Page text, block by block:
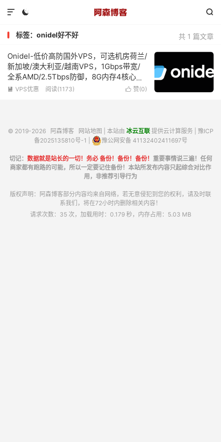
 

共 1 篇文章
标签：onidel好不好
Onidel-低价高防国外VPS，可选机房荷兰/
新加坡/澳大利亚/越南VPS，1Gbps带宽/
全系AMD/2.5Tbps防御，8G内存4核心低
至€6/月
 赞(0)
 VPS优惠 阅读(1173)
© 2019-2026 阿森博客 网站地图 | 本站由 冰云互联提供云计算服务 | 豫ICP
备2025135810号-1
豫公网安备 41132402411697号
切记： 数据就是站长的一切！务必 备份！备份！备份！ 重要事情说三遍！任何
商家都有跑路的可能，所以一定要记住备份！本站所发布内容只起综合对比作
用，非推荐引导行为
版权声明：阿森博客部分内容均来自网络，若无意侵犯到您的权利，请及时联
系我们，将在72小时内删除相关内容！
请求次数：35 次，加载用时：0.179 秒，内存占用：5.03 MB